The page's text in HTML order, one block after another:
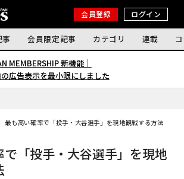
会員登録 ログイン
事 会員限定記事 カテゴリ 連載
MEMBERSHIP 新機能｜
広告表示を最小限にしました
最も高い確率で「投手・大谷選手」を現地観戦する方法
で「投手・大谷選手」を現地